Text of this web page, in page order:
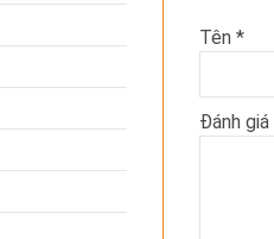
Tên *
Đánh giá